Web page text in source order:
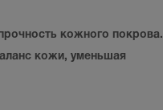
кожного покрова.
кожи, уменьшая